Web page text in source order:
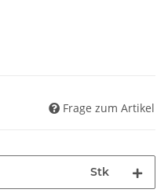
Frage zum Artikel
Stk